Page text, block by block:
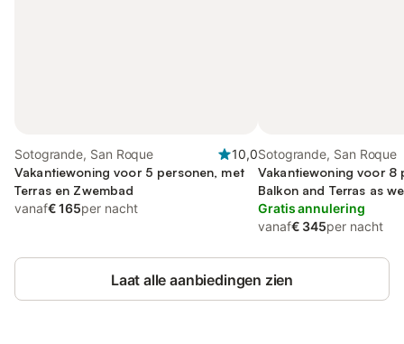
Sotogrande, San Roque
10,0
Vakantiewoning voor 5 personen, met
Terras en Zwembad
vanaf€ 165per nacht
Sotogrande, San Roque
Vakantiewoning voor 8
Balkon and Terras as
Uitzicht
Gratis annulering
vanaf€ 345per nacht
Laat alle aanbiedingen zien